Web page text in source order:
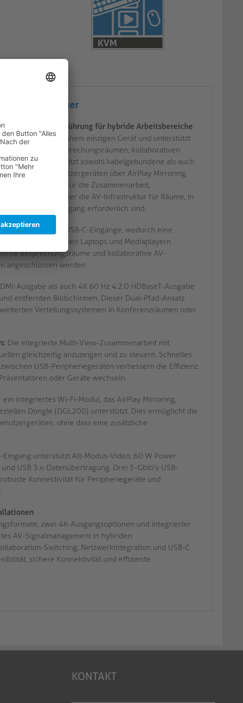
Switcher
AV-Signalführung für hybride Arbeitsbereiche
Ausgänge in einem einzigen Gerät und unterstützt
in Besprechungsräumen, kollaborativen
Geräts unterstützt sowohl kabelgebundene als auch
von Benutzergeräten über AirPlay Mirroring,
Funktionen für die Zusammenarbeit,
dieser Switcher die AV-Infrastruktur für Räume, in
Netzwerkzugang erforderlich sind.
4:4:4 HDMI- und USB-C-Eingänge, wodurch eine
mit modernen Laptops und Mediaplayern
Besprechungsräume und kollaborative AV-
angeschlossen werden.
Ausgabe als auch 4K 60 Hz 4:2:0 HDBaseT-Ausgabe
entfernten Bildschirmen. Dieser Dual-Pfad-Ansatz
Verteilungssystemen in Konferenzräumen oder
Die integrierte Multi-View-Zusammenarbeit mit
gleichzeitig anzuzeigen und zu steuern. Schnelles
USB-Peripheriegeräten verbessern die Effizienz
oder Geräte wechseln.
ein integriertes Wi-Fi-Modul, das AirPlay Mirroring,
Dongle (DGL200) unterstützt. Dies ermöglicht die
ohne dass eine zusätzliche
Eingang unterstützt Alt-Modus-Video, 60 W Power
USB 3.x-Datenübertragung. Drei 5-Gbit/s-USB-
Konnektivität für Peripheriegeräte und
zwei 4K-Ausgangsoptionen und integrierter
AV-Signalmanagement in hybriden
Switching, Netzwerkintegration und USB-C
sichere Konnektivität und effiziente
KONTAKT